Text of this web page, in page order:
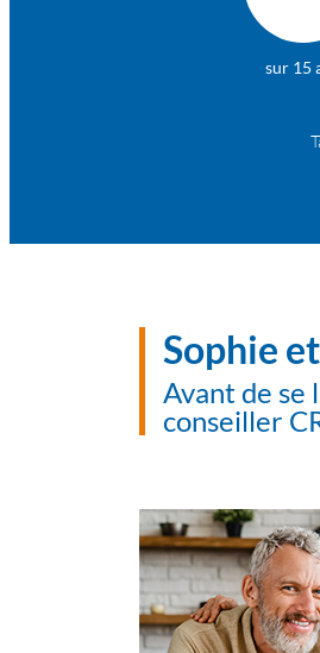
sur 15
Sophie
Avant de se
conseiller